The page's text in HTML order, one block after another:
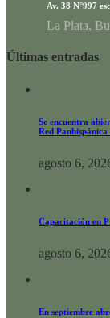
Av. 38 N°997
La Plata,
Últimas entradas
Se encuentra
Red
agosto 6,
Capacitación en
agosto 6,
En septiembre